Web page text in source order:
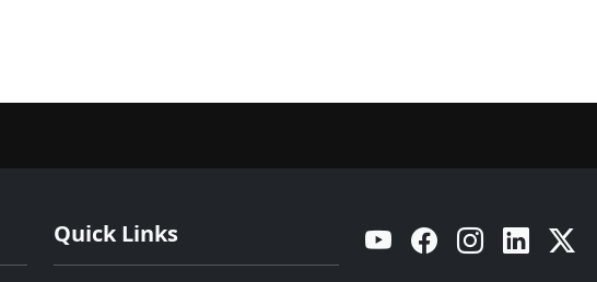
Quick Links YouTube Facebook Instagram